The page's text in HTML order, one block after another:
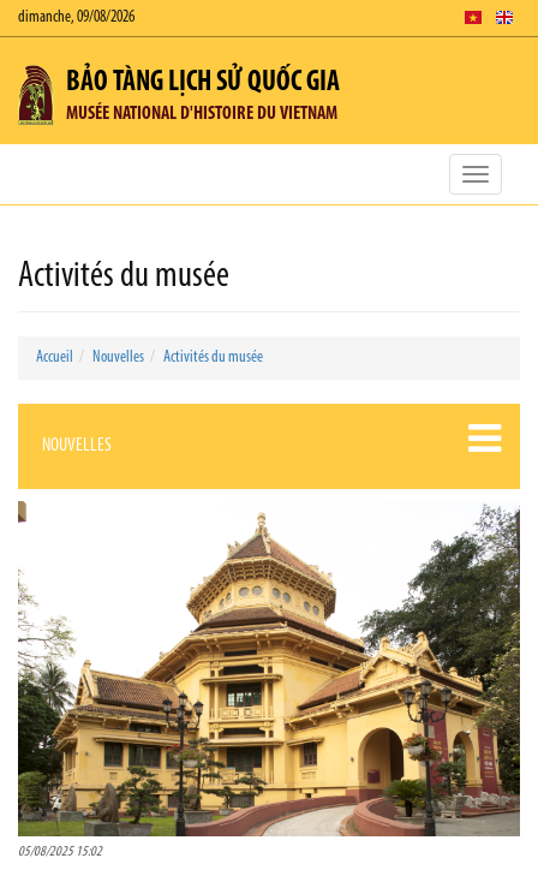
dimanche, 09/08/2026
BẢO TÀNG LỊCH SỬ QUỐC GIA
MUSÉE NATIONAL D'HISTOIRE DU VIETNAM
Toggle
Activités du musée
Accueil Nouvelles Activités du musée
NOUVELLES
05/08/2025 15:02